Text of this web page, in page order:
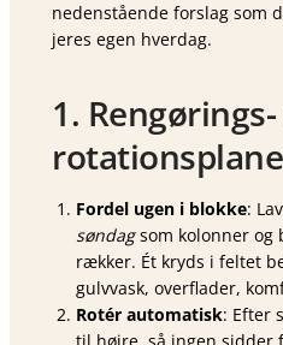
nedenstående forslag som
jeres egen hverdag.
1.
Fordel ugen i blokke:
søndagsom kolonner og
rækker. Ét kryds i feltet
gulvvask, overflader,
Rotér automatisk: Efter